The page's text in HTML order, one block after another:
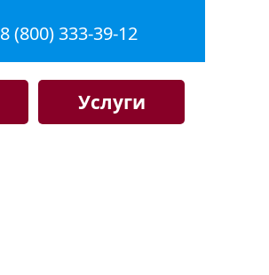
8 (800) 333-39-12
Услуги